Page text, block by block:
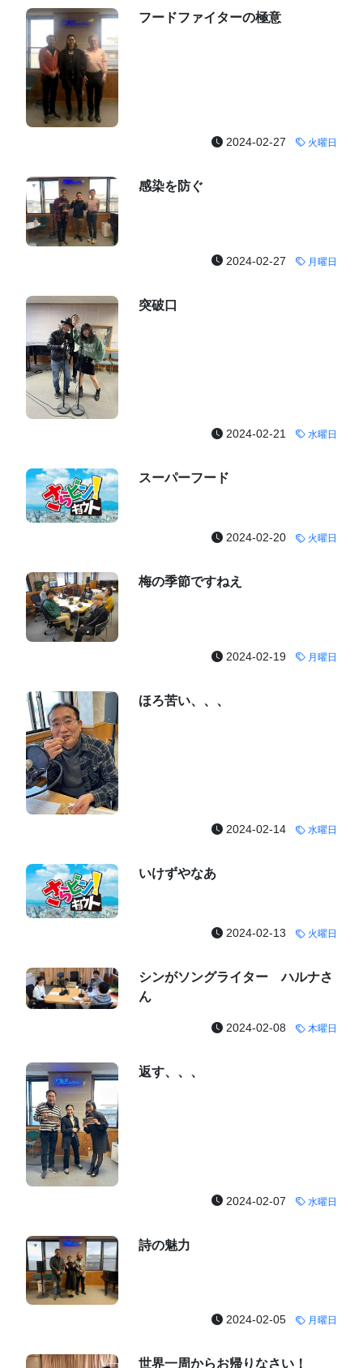
フードファイターの極意
2024-02-27 火曜日
感染を防ぐ
2024-02-27 月曜日
突破口
2024-02-21 水曜日
スーパーフード
2024-02-20 火曜日
梅の季節ですねえ
2024-02-19 月曜日
ほろ苦い、、、
2024-02-14 水曜日
いけずやなあ
2024-02-13 火曜日
シンがソングライター ハルナさ
ん
2024-02-08 木曜日
返す、、、
2024-02-07 水曜日
詩の魅力
2024-02-05 月曜日
世界一周からお帰りなさい！